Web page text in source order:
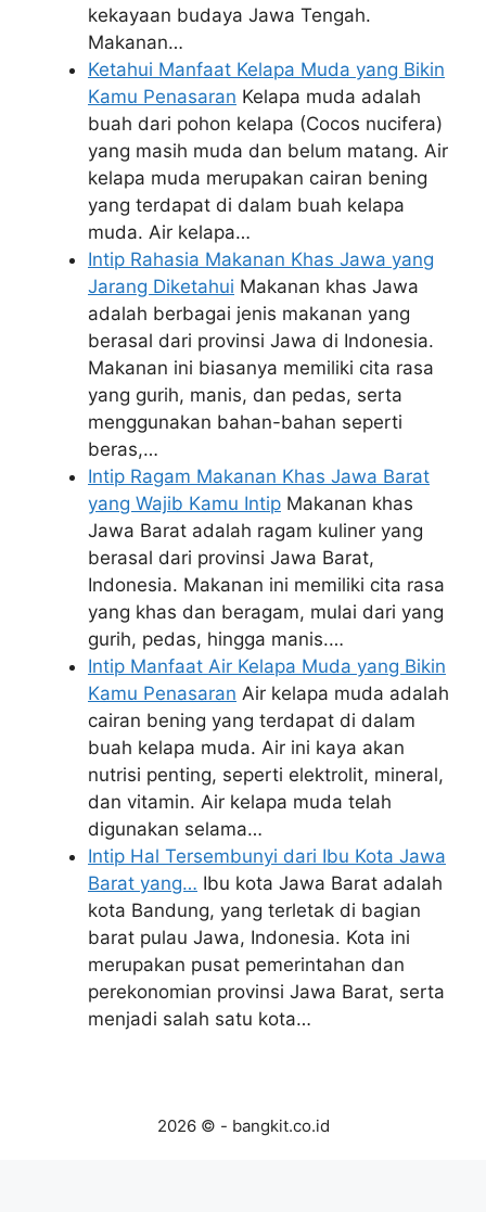
kekayaan budaya Jawa Tengah.
Makanan…
Ketahui Manfaat Kelapa Muda yang Bikin
Kamu Penasaran Kelapa muda adalah
buah dari pohon kelapa (Cocos nucifera)
yang masih muda dan belum matang. Air
kelapa muda merupakan cairan bening
yang terdapat di dalam buah kelapa
muda. Air kelapa…
Intip Rahasia Makanan Khas Jawa yang
Jarang Diketahui Makanan khas Jawa
adalah berbagai jenis makanan yang
berasal dari provinsi Jawa di Indonesia.
Makanan ini biasanya memiliki cita rasa
yang gurih, manis, dan pedas, serta
menggunakan bahan-bahan seperti
beras,…
Intip Ragam Makanan Khas Jawa Barat
yang Wajib Kamu Intip Makanan khas
Jawa Barat adalah ragam kuliner yang
berasal dari provinsi Jawa Barat,
Indonesia. Makanan ini memiliki cita rasa
yang khas dan beragam, mulai dari yang
gurih, pedas, hingga manis.…
Intip Manfaat Air Kelapa Muda yang Bikin
Kamu Penasaran Air kelapa muda adalah
cairan bening yang terdapat di dalam
buah kelapa muda. Air ini kaya akan
nutrisi penting, seperti elektrolit, mineral,
dan vitamin. Air kelapa muda telah
digunakan selama…
Intip Hal Tersembunyi dari Ibu Kota Jawa
Barat yang… Ibu kota Jawa Barat adalah
kota Bandung, yang terletak di bagian
barat pulau Jawa, Indonesia. Kota ini
merupakan pusat pemerintahan dan
perekonomian provinsi Jawa Barat, serta
menjadi salah satu kota…
2026 © - bangkit.co.id